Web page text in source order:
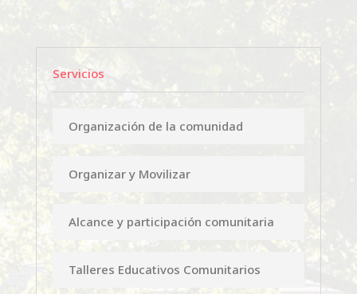
Servicios
Organización de la comunidad
Organizar y Movilizar
Alcance y participación comunitaria
Talleres Educativos Comunitarios